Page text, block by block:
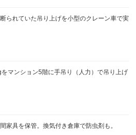
られていた吊り上げを小型のクレーン車で実
マンション5階に手吊り（人力）で吊り上げ
家具を保管。換気付き倉庫で防虫剤も。